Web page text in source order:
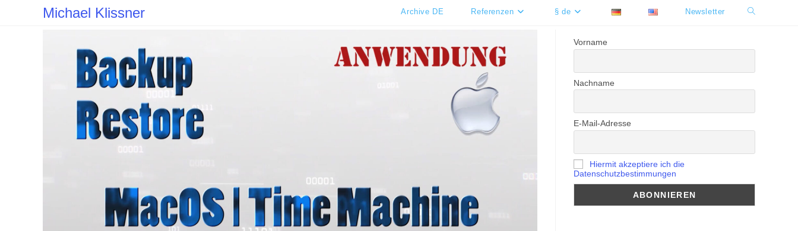
Michael Klissner Archive DE Referenzen § de Newsletter Website-
Vorname
Nachname
E-Mail-Adresse
Hiermit akzeptiere ich die
Datenschutzbestimmungen